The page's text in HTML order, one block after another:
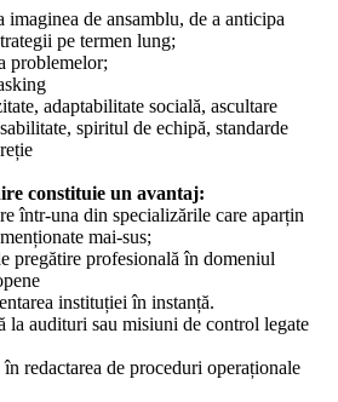
de ansamblu, de a anticipa
pe termen lung;
adaptabilitate socială, ascultare
spiritul de echipă, standarde
constituie un avantaj:
una din specializările care aparțin
mai-sus;
profesională în domeniul
instituției în instanță.
audituri sau misiuni de control legate
de proceduri operaționale